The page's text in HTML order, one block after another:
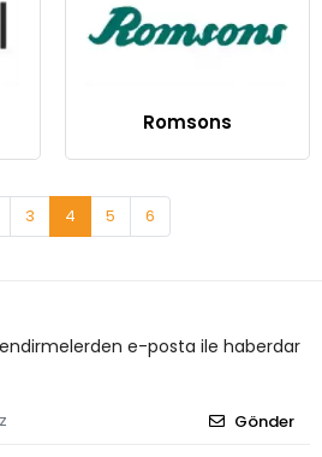
Romsons
3 4 5 6
e-posta ile haberdar
Gönder